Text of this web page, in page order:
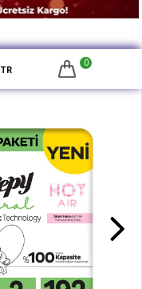
TR
0